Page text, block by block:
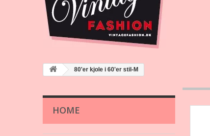
80'er kjole i 60'er stil-M
HOME